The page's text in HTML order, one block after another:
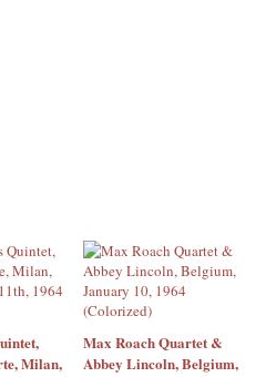
Milan,
Max Roach Quartet &
Abbey Lincoln, Belgium,